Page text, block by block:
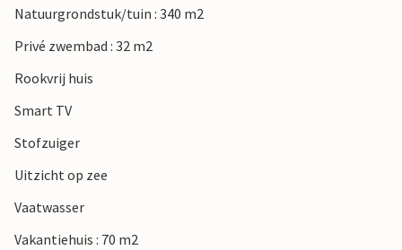
Natuurgrondstuk/tuin : 340 m2
Privé zwembad : 32 m2
Rookvrij huis
Smart TV
Stofzuiger
Uitzicht op zee
Vaatwasser
Vakantiehuis : 70 m2